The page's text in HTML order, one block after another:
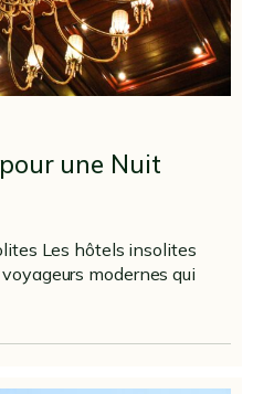
une Nuit
Les hôtels insolites
modernes qui